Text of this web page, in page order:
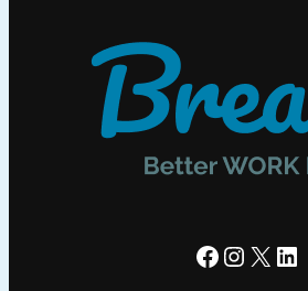
Facebook Instagram X LinkedIn